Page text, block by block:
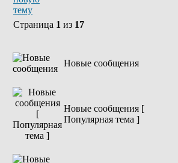
Страница 1 из 17
Новые сообщения
Новые сообщения [
Популярная тема ]